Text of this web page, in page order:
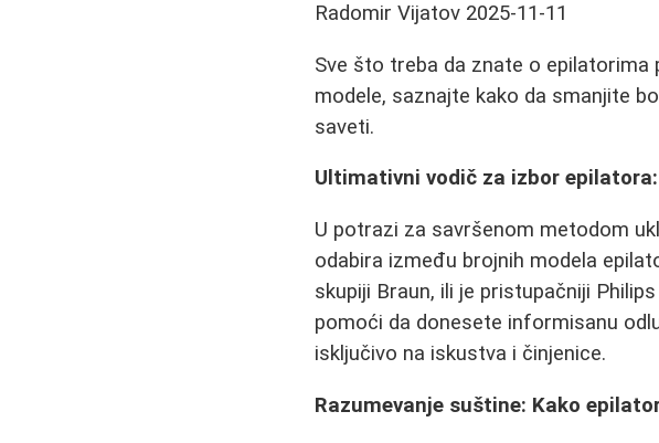
Radomir Vijatov 2025-11-11
Sve što treba da znate o epilatorima
modele, saznajte kako da smanjite
saveti.
Ultimativni vodič za izbor
U potrazi za savršenom metodom
odabira između brojnih modela
skupiji Braun, ili je pristupačniji
pomoći da donesete informisanu
isključivo na iskustva i činjenice.
Razumevanje suštine: Kako